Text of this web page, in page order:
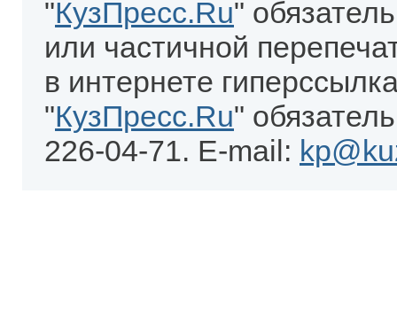
"КузПресс.Ru"
или частичной
в интернете
"КузПресс.Ru"
226-04-71. E-mail: